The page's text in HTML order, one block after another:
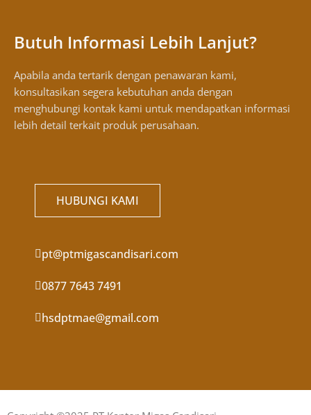
Butuh Informasi Lebih Lanjut?
Apabila anda tertarik dengan penawaran kami,
konsultasikan segera kebutuhan anda dengan
menghubungi kontak kami untuk mendapatkan informasi
lebih detail terkait produk perusahaan.
HUBUNGI KAMI
pt@ptmigascandisari.com
0877 7643 7491
hsdptmae@gmail.com